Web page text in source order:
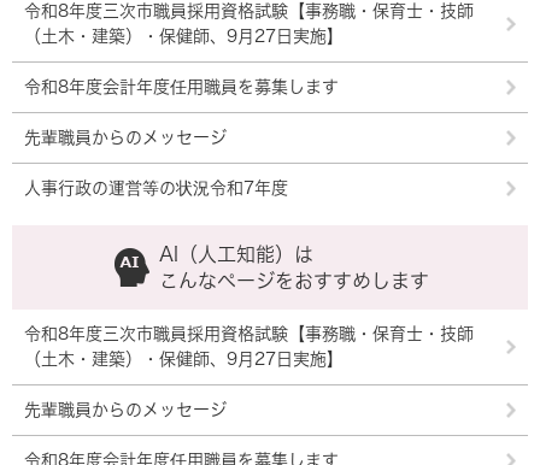
令和8年度三次市職員採用資格試験【事務職・保育士・技師
（土木・建築）・保健師、9月27日実施】
令和8年度会計年度任用職員を募集します
先輩職員からのメッセージ
人事行政の運営等の状況令和7年度
AI（人工知能）は
こんなページをおすすめします
令和8年度三次市職員採用資格試験【事務職・保育士・技師
（土木・建築）・保健師、9月27日実施】
先輩職員からのメッセージ
令和8年度会計年度任用職員を募集します